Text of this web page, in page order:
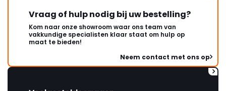
Vraag of hulp nodig bij uw bestelling?
Kom naar onze showroom waar ons team van
vakkundige specialisten klaar staat om hulp op
maat te bieden!
Neem contact met ons op